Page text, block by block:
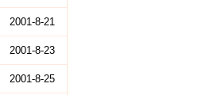
2001-8-21
2001-8-23
2001-8-25